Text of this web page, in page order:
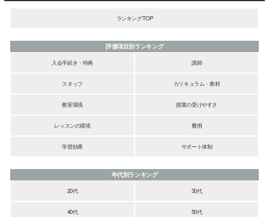
ランキングTOP
評価項目別ランキング
入会手続き・特典
講師
スタッフ カリキュラム・教材
教室環境 授業の受けやすさ
レッスンの環境 費用
学習効果 サポート体制
年代別ランキング
20代
30代
40代 50代